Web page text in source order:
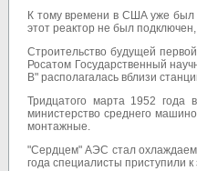
К тому времени в США уже был
этот реактор не был
Строительство будущей
Росатом Государственный
В" располагалась вблизи
Тридцатого марта 1952
министерство среднего
монтажные.
"Сердцем" АЭС стал
года специалисты приступили